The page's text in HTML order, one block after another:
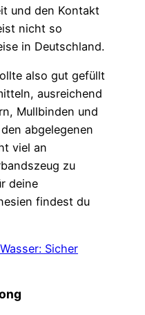
und den Kontakt
nicht so
in Deutschland.
also gut gefüllt
ausreichend
Mullbinden und
abgelegenen
viel an
zu
deine
findest du
Sicher